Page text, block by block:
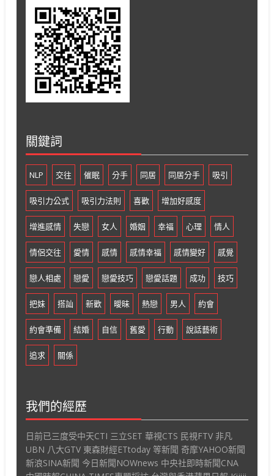
關鍵詞
NLP 交往 催眠 分手 同居 同居分手 吸引
吸引力公式 吸引力法則 喜歡 增加好感度
增進感情 失戀 女人 婚姻 幸福 心理 情人
情侶交往 愛情 感情 感情幸福 感情變好 感覺
戀人相處 戀愛 戀愛技巧 戀愛話題 成功 技巧
把妹 搭訕 新歡 曖昧 熱戀 男人 約會
約會準備 結婚 自信 舊愛 行動 說話藝術
追求 關係
我們的經歷
日前已三度受中天CTI 三立SET 華視CTS 民視FTV 非凡
UBN 八大GTV 東森財經ETtoday 等新聞 奇摩YAHOO新聞
新浪SINA新聞 今日新聞NOWnews 中央社即時新聞CNA